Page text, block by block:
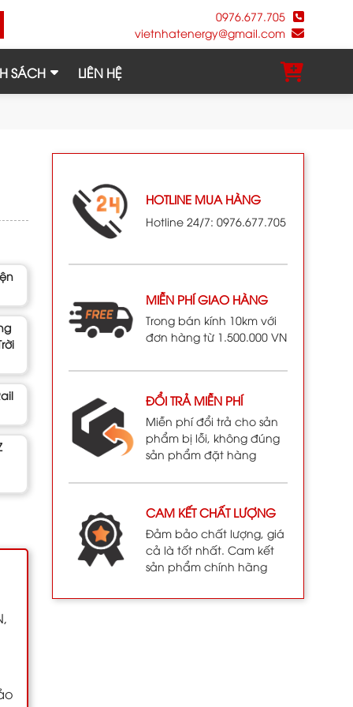
0976.677.705
vietnhatenergy@gmail.com
SÁCH LIÊN HỆ
HOTLINE MUA HÀNG
Hotline 24/7: 0976.677.705
MIỄN PHÍ GIAO HÀNG
Trong bán kính 10km với
đơn hàng từ 1.500.000 VN
ĐỔI TRẢ MIỄN PHÍ
Miễn phí đổi trả cho sản
phẩm bị lỗi, không đúng
sản phẩm đặt hàng
CAM KẾT CHẤT LƯỢNG
Đảm bảo chất lượng, giá
cả là tốt nhất. Cam kết
sản phẩm chính hãng